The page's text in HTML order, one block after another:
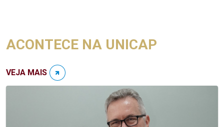
ACONTECE NA UNICAP
VEJA MAIS